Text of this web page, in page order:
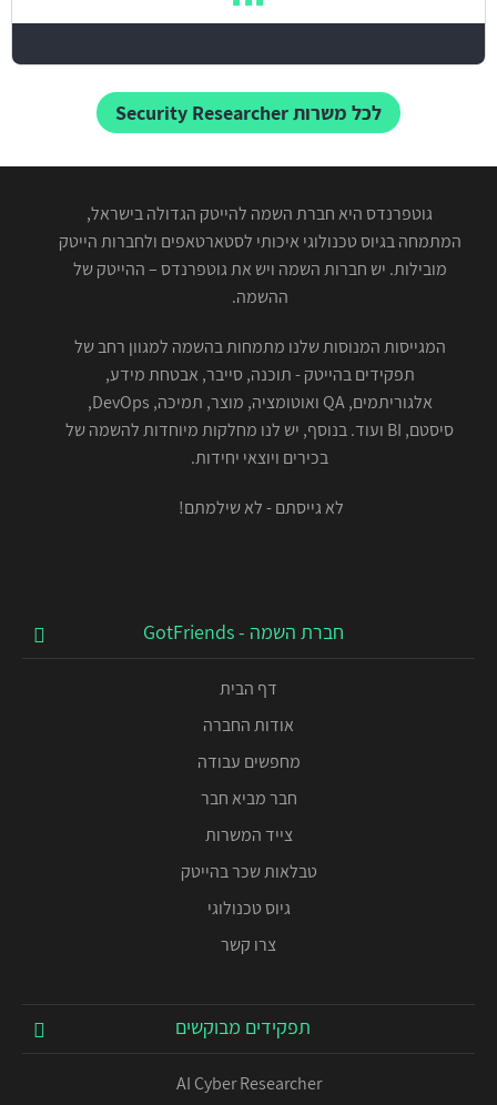
לכל משרות Security Researcher
גוטפרנדס היא חברת השמה להייטק הגדולה בישראל,
המתמחה בגיוס טכנולוגי איכותי לסטארטאפים ולחברות הייטק
מובילות. יש חברות השמה ויש את גוטפרנדס – ההייטק של
ההשמה.
המגייסות המנוסות שלנו מתמחות בהשמה למגוון רחב של
תפקידים בהייטק - תוכנה, סייבר, אבטחת מידע,
אלגוריתמים, QA ואוטומציה, מוצר, תמיכה, DevOps,
סיסטם, BI ועוד. בנוסף, יש לנו מחלקות מיוחדות להשמה של
בכירים ויוצאי יחידות.
לא גייסתם - לא שילמתם!
חברת השמה - GotFriends
דף הבית
אודות החברה
מחפשים עבודה
חבר מביא חבר
צייד המשרות
טבלאות שכר בהייטק
גיוס טכנולוגי
צרו קשר
תפקידים מבוקשים
AI Cyber Researcher